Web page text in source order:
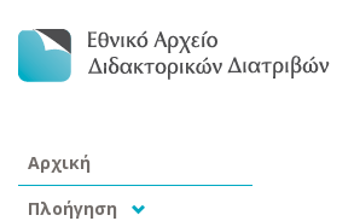
Αρχική
Πλοήγηση